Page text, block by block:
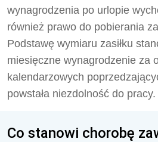
wynagrodzenia po urlopie
również prawo do pobierania
Podstawę wymiaru zasiłku
miesięczne wynagrodzenie za
kalendarzowych
powstała niezdolność do pracy.
Co stanowi chorobę